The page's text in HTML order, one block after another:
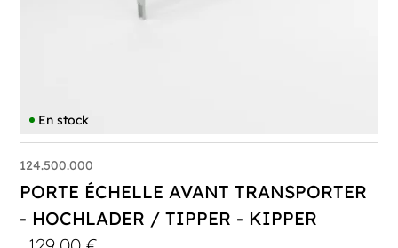
En stock
124.500.000
PORTE ÉCHELLE AVANT TRANSPORTER
- HOCHLADER / TIPPER - KIPPER